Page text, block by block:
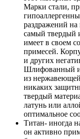
Марки стали,
раздражений
самый твердый
имеет в своем
примесей.
и других
Шлифованный
из нержавеющей
никаких
твердый
латунь или
оптимальное
Титан- иногда
он активно